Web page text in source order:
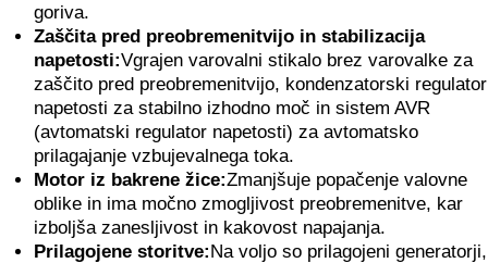
goriva.
Zaščita pred preobremenitvijo in stabilizacija
napetosti:Vgrajen varovalni stikalo brez varovalke za
zaščito pred preobremenitvijo, kondenzatorski regulator
napetosti za stabilno izhodno moč in sistem AVR
(avtomatski regulator napetosti) za avtomatsko
prilagajanje vzbujevalnega toka.
Motor iz bakrene žice:Zmanjšuje popačenje valovne
oblike in ima močno zmogljivost preobremenitve, kar
izboljša zanesljivost in kakovost napajanja.
Prilagojene storitve:Na voljo so prilagojeni generatorji,